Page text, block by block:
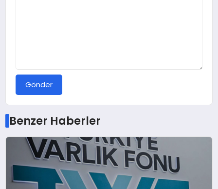
Gönder
Benzer Haberler